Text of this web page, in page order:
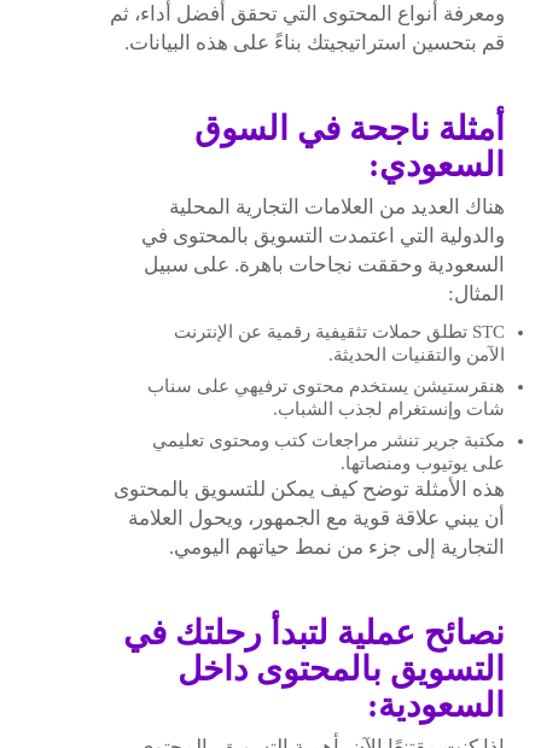
ومعرفة أنواع المحتوى التي تحقق أفضل أداء، ثم
قم بتحسين استراتيجيتك بناءً على هذه البيانات.
أمثلة ناجحة في السوق
السعودي:
هناك العديد من العلامات التجارية المحلية
والدولية التي اعتمدت التسويق بالمحتوى في
السعودية وحققت نجاحات باهرة. على سبيل
المثال:
STC تطلق حملات تثقيفية رقمية عن الإنترنت
الآمن والتقنيات الحديثة.
هنقرستيشن يستخدم محتوى ترفيهي على سناب
شات وإنستغرام لجذب الشباب.
مكتبة جرير تنشر مراجعات كتب ومحتوى تعليمي
على يوتيوب ومنصاتها.
هذه الأمثلة توضح كيف يمكن للتسويق بالمحتوى
أن يبني علاقة قوية مع الجمهور، ويحول العلامة
التجارية إلى جزء من نمط حياتهم اليومي.
نصائح عملية لتبدأ رحلتك في
التسويق بالمحتوى داخل
السعودية: